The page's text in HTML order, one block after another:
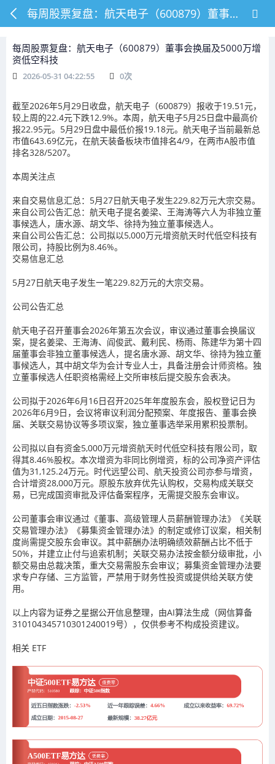
每周股票复盘：航天电子（600879）董事会换届及5000万增资低空科技
每周股票复盘：航天电子（600879）董事会换届及5000万增
资低空科技
2026-05-31 04:22:55 0次
截至2026年5月29日收盘，航天电子（600879）报收于19.51元，
较上周的22.4元下跌12.9%。本周，航天电子5月25日盘中最高价
报22.95元。5月29日盘中最低价报19.18元。航天电子当前最新总
市值643.69亿元，在航天装备板块市值排名4/9，在两市A股市值
排名328/5207。
本周关注点
来自交易信息汇总：5月27日航天电子发生229.82万元大宗交易。
来自公司公告汇总：航天电子提名姜梁、王海涛等六人为非独立董
事候选人，唐水源、胡文华、徐持为独立董事候选人。
来自公司公告汇总：公司拟以5,000万元增资航天时代低空科技有
限公司，持股比例为8.46%。
交易信息汇总
5月27日航天电子发生一笔229.82万元的大宗交易。
公司公告汇总
航天电子召开董事会2026年第五次会议，审议通过董事会换届议
案，提名姜梁、王海涛、阎俊武、戴利民、杨雨、陈建华为第十四
届董事会非独立董事候选人，提名唐水源、胡文华、徐持为独立董
事候选人，其中胡文华为会计专业人士，具备注册会计师资格。独
立董事候选人任职资格需经上交所审核后提交股东会表决。
公司拟于2026年6月16日召开2025年年度股东会，股权登记日为
2026年6月9日，会议将审议利润分配预案、年度报告、董事会换
届、关联交易协议等多项议案，独立董事选举采用累积投票制。
公司拟以自有资金5,000万元增资航天时代低空科技有限公司，取
得其8.46%股权。本次增资为非同比例增资，标的公司净资产评估
值为31,125.24万元。时代远望公司、航天投资公司亦参与增资，
合计增资28,000万元。原股东放弃优先认购权，交易构成关联交
易，已完成国资审批及评估备案程序，无需提交股东会审议。
公司董事会审议通过《董事、高级管理人员薪酬管理办法》《关联
交易管理办法》《募集资金管理办法》的制定或修订议案，相关制
度尚需提交股东会审议。其中薪酬办法明确绩效薪酬占比不低于
50%，并建立止付与追索机制；关联交易办法按金额分级审批，小
额交易由总裁决策，重大交易需股东会审议；募集资金管理办法要
求专户存储、三方监管，严禁用于财务性投资或提供给关联方使
用。
以上内容为证券之星据公开信息整理，由AI算法生成（网信算备
310104345710301240019号），仅供参考不构成投资建议。
相关 ETF